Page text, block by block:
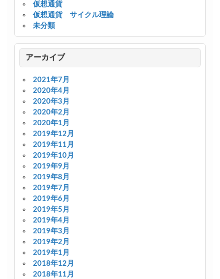
仮想通貨
仮想通貨 サイクル理論
未分類
アーカイブ
2021年7月
2020年4月
2020年3月
2020年2月
2020年1月
2019年12月
2019年11月
2019年10月
2019年9月
2019年8月
2019年7月
2019年6月
2019年5月
2019年4月
2019年3月
2019年2月
2019年1月
2018年12月
2018年11月